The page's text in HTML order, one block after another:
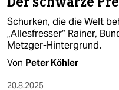
Schurken, die die Welt
„Allesfresser“ Rainer,
Metzger-Hintergrund.
Von Peter Köhler
20.8.2025